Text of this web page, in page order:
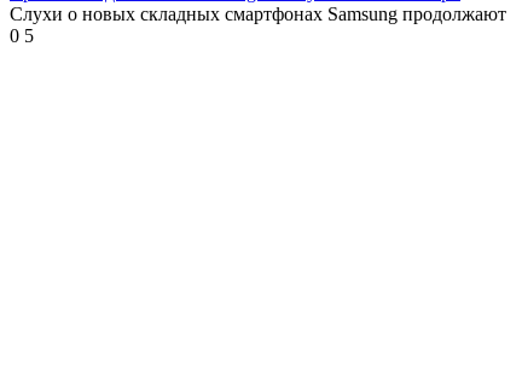
Слухи о новых складных смартфонах Samsung продолжают
0 5